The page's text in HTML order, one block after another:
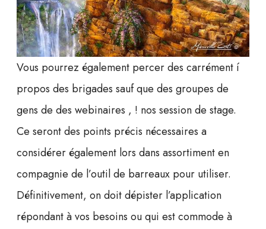
Vous pourrez également percer des carrément í
propos des brigades sauf que des groupes de
gens de des webinaires , ! nos session de stage.
Ce seront des points précis nécessaires a
considérer également lors dans assortiment en
compagnie de l’outil de barreaux pour utiliser.
Définitivement, on doit dépister l’application
répondant à vos besoins ou qui est commode à